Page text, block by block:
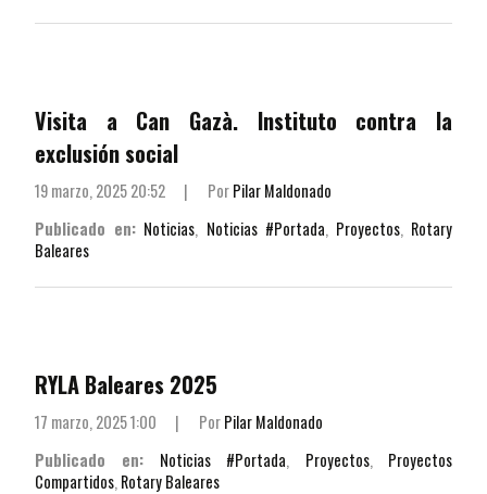
Visita a Can Gazà. Instituto contra la
exclusión social
19 marzo, 2025 20:52 | PorPilar Maldonado
Publicado en: Noticias, Noticias #Portada, Proyectos, Rotary
Baleares
RYLA Baleares 2025
17 marzo, 2025 1:00 | PorPilar Maldonado
Publicado en:
Noticias #Portada, Proyectos, Proyectos
Compartidos, Rotary Baleares